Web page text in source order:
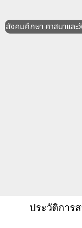
สังคมศึกษา ศาสนาและ
ประวัติการ